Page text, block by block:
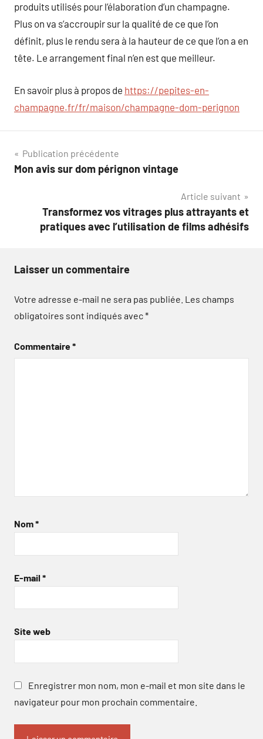
produits utilisés pour l’élaboration d’un champagne.
Plus on va s’accroupir sur la qualité de ce que l’on
définit, plus le rendu sera à la hauteur de ce que l’on a en
tête. Le arrangement final n’en est que meilleur.
En savoir plus à propos de https://pepites-en-
champagne.fr/fr/maison/champagne-dom-perignon
Navigation
de
Publication précédente
Mon avis sur dom pérignon vintage
Article suivant
Transformez vos vitrages plus attrayants et
pratiques avec l’utilisation de films adhésifs
Laisser un commentaire
Votre adresse e-mail ne sera pas publiée. Les champs
obligatoires sont indiqués avec*
Commentaire*
Nom*
E-mail *
Site web
Enregistrer mon nom, mon e-mail et mon site dans le
navigateur pour mon prochain commentaire.